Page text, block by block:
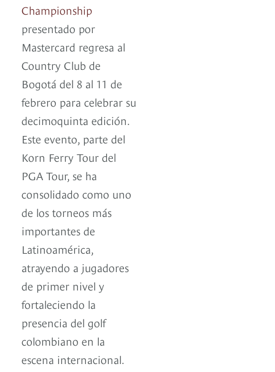
Championship
presentado por
Mastercard regresa al
Country Club de
Bogotá del 8 al 11 de
febrero para celebrar su
decimoquinta edición.
Este evento, parte del
Korn Ferry Tour del
PGA Tour, se ha
consolidado como uno
de los torneos más
importantes de
Latinoamérica,
atrayendo a jugadores
de primer nivel y
fortaleciendo la
presencia del golf
colombiano en la
escena internacional.